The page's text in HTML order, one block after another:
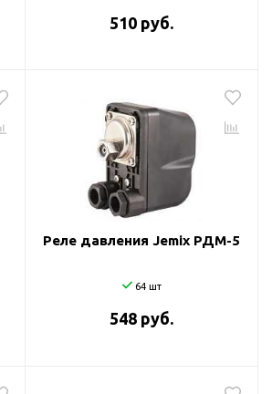
510 руб.
Реле давления Jemix РДМ-5
64 шт
548 руб.